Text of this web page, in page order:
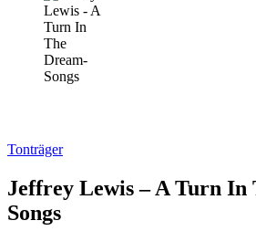
Tonträger
Jeffrey Lewis – A Turn In
Songs